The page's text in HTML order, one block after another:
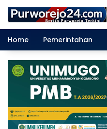
Langsung
konten
Home
Pemerintahan